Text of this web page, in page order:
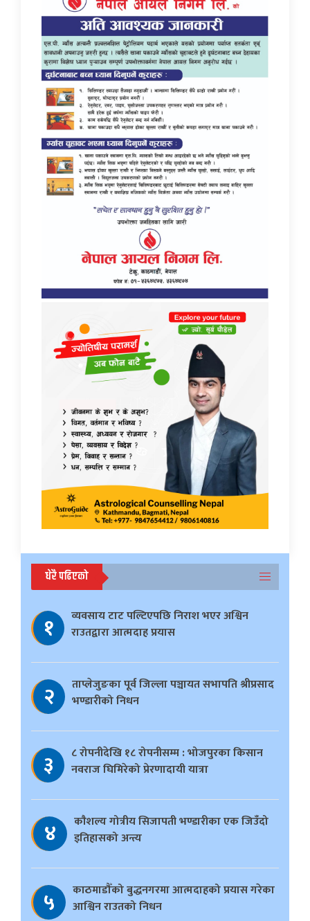
धेरै पढिएको
१
व्यवसाय टाट पल्टिएपछि निराश भएर अश्विन
राउतद्वारा आत्मदाह प्रयास
२
ताप्लेजुङका पूर्व जिल्ला पञ्चायत सभापति श्रीप्रसाद
भण्डारीको निधन
३
८ रोपनीदेखि १८ रोपनीसम्म : भोजपुरका किसान
नवराज घिमिरेको प्रेरणादायी यात्रा
४
काैशल्य गोत्रीय सिजापती भण्डारीका एक जिउँदो
इतिहासको अन्त्य
५
काठमाडौँको बुद्धनगरमा आत्मदाहको प्रयास गरेका
आश्विन राउतको निधन